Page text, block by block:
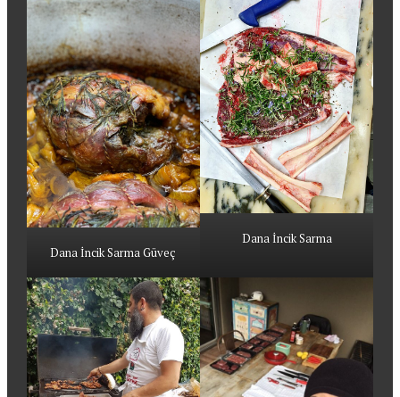
Dana İncik Sarma Güveç
Dana İncik Sarma